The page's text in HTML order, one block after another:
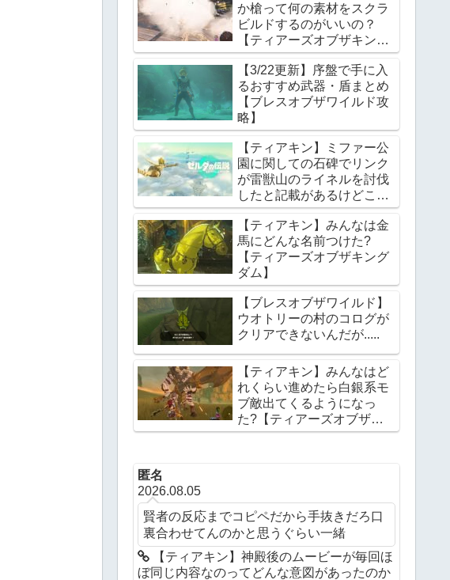
か槍って何の素材をスクラ
ビルドするのがいいの？
【ティアーズオブザキング
ダム】
【3/22更新】序盤で手に入
るおすすめ武器・盾まとめ
【ブレスオブザワイルド攻
略】
【ティアキン】ミファー公
園に関しての石碑でリンク
が雷獣山のライネルを討伐
したと記載があるけどこれ
っていつの話?【ティアー
ズオブザキングダム】
【ティアキン】みんなは金
馬にどんな名前つけた?
【ティアーズオブザキング
ダム】
【ブレスオブザワイルド】
ウオトリーの村のコログが
クリアできないんだが.....
【ティアキン】みんなはど
れくらい進めたら白銀系モ
ブ敵出てくるようになっ
た?【ティアーズオブザキ
ングダム】
匿名
2026.08.05
賢者の反応までコピペだから手抜きだろ口
裏合わせてんのかと思うぐらい一緒
【ティアキン】神殿後のムービーが毎回ほ
ぼ同じ内容なのってどんな意図があったのか